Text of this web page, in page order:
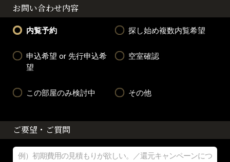
お問い合わせ内容
内覧予約 探し始め複数内覧希望
申込希望 or 先行申込希
望
空室確認
この部屋のみ検討中 その他
ご要望・ご質問